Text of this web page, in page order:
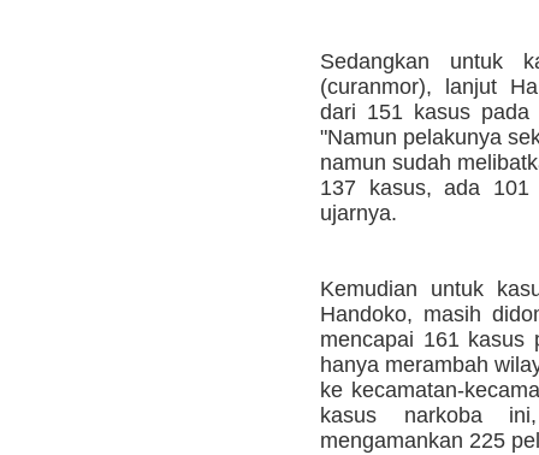
Sedangkan untuk
(curanmor), lanjut
dari 151 kasus
"Namun pelakunya
namun sudah
137 kasus, ada 101
ujarnya.
Kemudian untuk
Handoko, masih
mencapai 161 kasus
hanya merambah
ke kecamatan-
kasus narkoba
mengamankan 225